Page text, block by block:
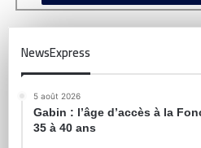
NewsExpress
5 août 2026
Gabin : l’âge d’accès à la
35 à 40 ans